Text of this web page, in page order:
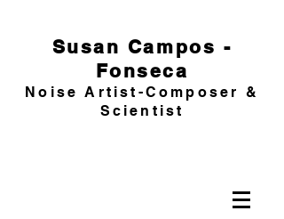
Susan Campos -
Fonseca
Noise Artist-Composer &
Scientist